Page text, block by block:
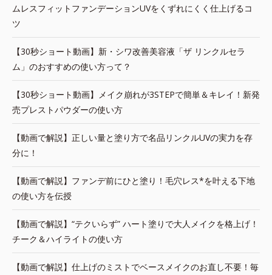
ムレスフィットファンデーションUVをくずれにくく仕上げるコ
ツ
【30秒ショート動画】新・シワ改善美容液「ザ リンクルセラ
ム」のおすすめの使い方って？
【30秒ショート動画】メイク崩れが3STEPで簡単＆キレイ！新発
売プレストパウダーの使い方
【動画で解説】正しい量と塗り方で名品リンクルUVの実力を存
分に！
【動画で解説】ファンデ前にひと塗り！毛穴レス*を叶える下地
の使い方を伝授
【動画で解説】“テクいらず” ハート塗りで大人メイクを格上げ！
チーク＆ハイライトの使い方
【動画で解説】仕上げのミストでベースメイクのお直し不要！毎